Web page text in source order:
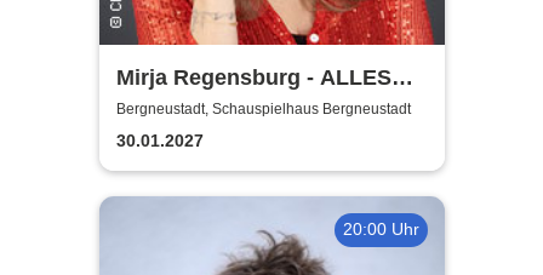
Mirja Regensburg - ALLES
WIRD GUT!
Bergneustadt, Schauspielhaus Bergneustadt
30.01.2027
20:00 Uhr